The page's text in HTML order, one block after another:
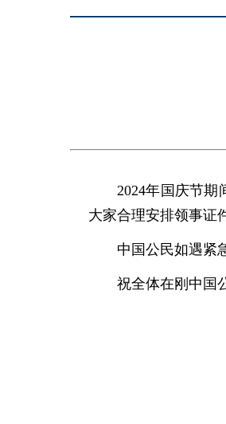
2024年国庆节期
大家合理安排领事证
中国公民如遇紧
祝全体在刚中国